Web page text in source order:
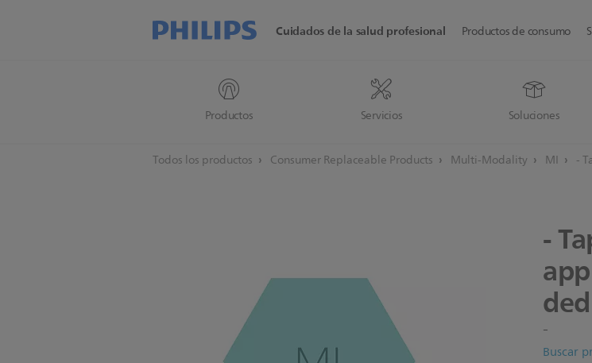
Cuidados de la salud profesional
Productos Servicios Soluciones
Productos de consumo
Todos los productos Consumer Replaceable Products Multi-Modality MI -
-
-
Buscar